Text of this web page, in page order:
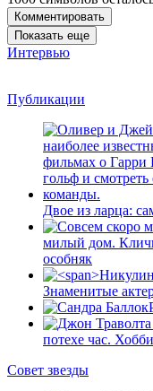
Комментировать
Показать еще
Интервью
Публикации
Двое из ларца:
милый дом.
особняк
Знаменитые
потехе час.
Совет звезды